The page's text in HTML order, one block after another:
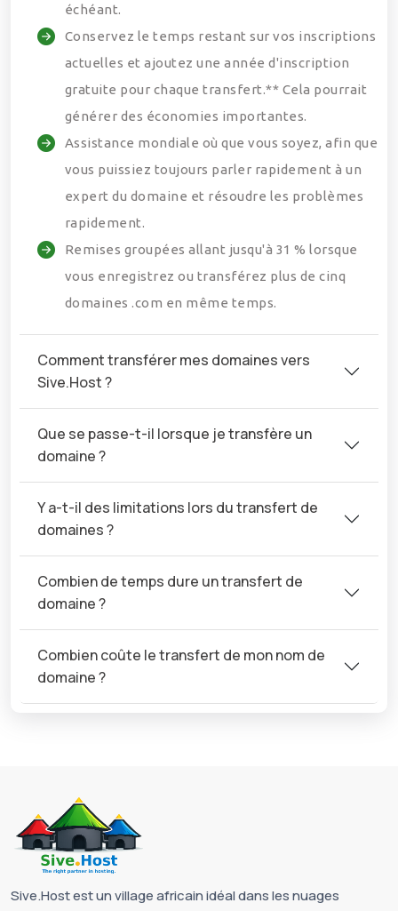
échéant.
Conservez le temps restant sur vos inscriptions
actuelles et ajoutez une année d'inscription
gratuite pour chaque transfert.** Cela pourrait
générer des économies importantes.
Assistance mondiale où que vous soyez, afin que
vous puissiez toujours parler rapidement à un
expert du domaine et résoudre les problèmes
rapidement.
Remises groupées allant jusqu'à 31 % lorsque
vous enregistrez ou transférez plus de cinq
domaines .com en même temps.
Comment transférer mes domaines vers
Sive.Host ?
Que se passe-t-il lorsque je transfère un
domaine ?
Y a-t-il des limitations lors du transfert de
domaines ?
Combien de temps dure un transfert de
domaine ?
Combien coûte le transfert de mon nom de
domaine ?
Sive.Host est un village africain idéal dans les nuages